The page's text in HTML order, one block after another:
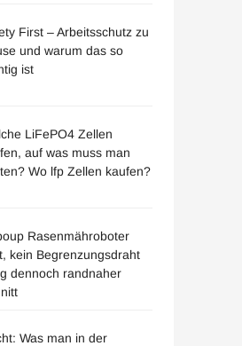
First – Arbeitsschutz zu
und warum das so
ist
LiFePO4 Zellen
auf was muss man
Wo lfp Zellen kaufen?
Rasenmähroboter
kein Begrenzungsdraht
dennoch randnaher
Was man in der